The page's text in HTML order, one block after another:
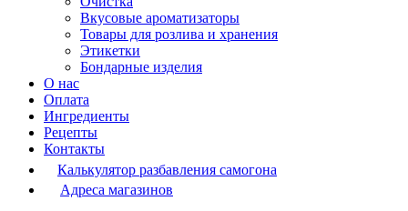
Вкусовые ароматизаторы
Товары для розлива и хранения
Этикетки
Бондарные изделия
О нас
Оплата
Ингредиенты
Рецепты
Контакты
Калькулятор разбавления самогона
Адреса магазинов